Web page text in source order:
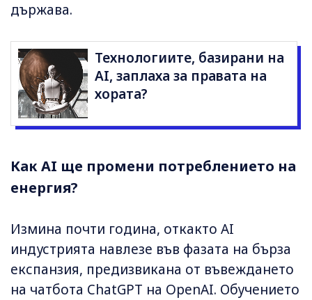
държава.
Технологиите, базирани на
AI, заплаха за правата на
хората?
Как AI ще промени потреблението на
енергия?
Измина почти година, откакто AI
индустрията навлезе във фазата на бърза
експанзия, предизвикана от въвеждането
на чатбота ChatGPT на OpenAI. Обучението